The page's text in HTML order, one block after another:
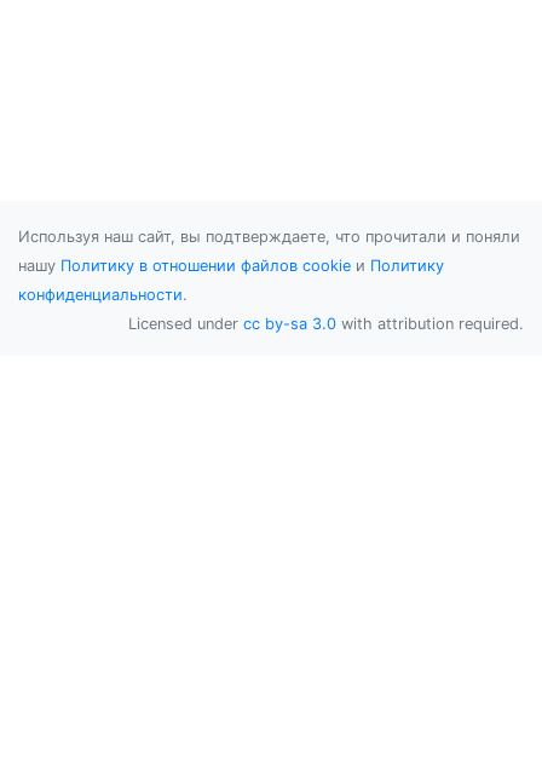
Используя наш сайт, вы подтверждаете, что прочитали и поняли
нашу Политику в отношении файлов cookie и Политику
конфиденциальности.
Licensed under cc by-sa 3.0 with attribution required.